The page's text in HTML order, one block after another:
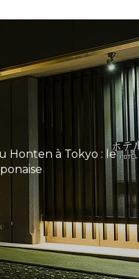
Honten à Tokyo : le